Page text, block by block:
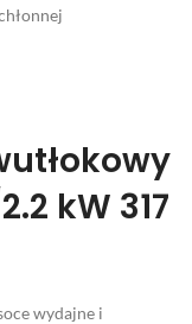
kW 317
wydajne i